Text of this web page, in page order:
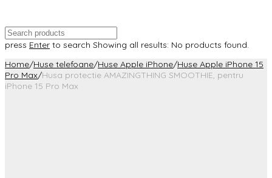
press Enter to search Showing all results: No products found.
Home/Huse telefoane/Huse Apple iPhone/Huse Apple iPhone 15
Pro Max/Husa protectie AMAZINGTHING SMOOTHIE, pentru
iPhone 15 Pro Max